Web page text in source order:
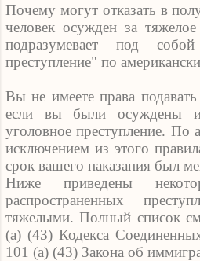
Почему могут отказать в
человек осужден за
подразумевает под
преступление" по
Вы не имеете права
если вы были осуждены
уголовное преступление. По
исключением из этого
срок вашего наказания был
Ниже приведены
распространенных
тяжелыми. Полный список
(а) (43) Кодекса
101 (а) (43) Закона об